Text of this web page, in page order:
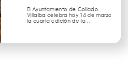
El Ayuntamiento de Collado
Villalba celebra hoy 14 de marzo
la cuarta edición de la …